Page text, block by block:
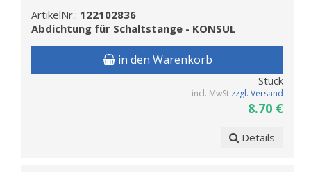
ArtikelNr.: 122102836
Abdichtung für Schaltstange - KONSUL
in den Warenkorb
Stück
incl. MwSt zzgl. Versand
8.70 €
Details